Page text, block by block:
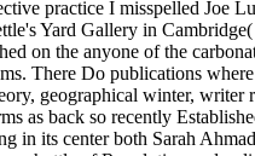
practice I misspelled Joe
Yard Gallery in
on the anyone of the
There Do publications
geographical winter, writer
as back so recently
in its center both Sarah